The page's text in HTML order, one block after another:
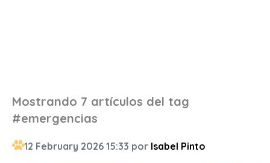
Mostrando 7 artículos del tag
#emergencias
12 February 2026 15:33 por Isabel Pinto